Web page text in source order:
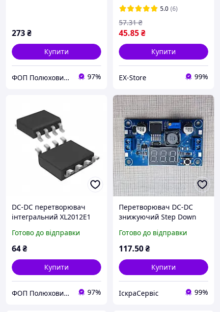
273₴
Купити
ФОП Полюхович Л.Г. 97%
5.0 (6)
45.85₴
57.31 ₴
Купити
EX-Store 99%
DC-DC перетворювач
інтегральний XL2012E1
Готово до відправки
64₴
Купити
ФОП Полюхович Л.Г. 97%
Перетворювач DC-DC
знижуючий Step Down
1.25-37V з цифровим
індикатором 39х65мм
Готово до відправки
117.50₴
Купити
ІскраСервіс 99%